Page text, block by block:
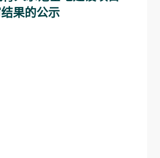
果的公示